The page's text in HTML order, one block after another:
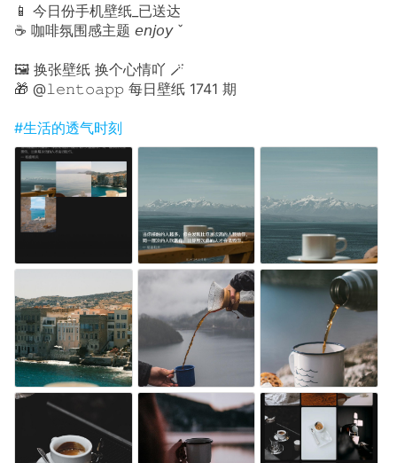
📱 今日份手机壁纸_已送达
☕️ 咖啡氛围感主题 𝘦𝘯𝘫𝘰𝘺 ˇ
🖼 换张壁纸 换个心情吖 🪄
🎁 @𝚕𝚎𝚗𝚝𝚘𝚊𝚙𝚙 每日壁纸 1741 期
#生活的透气时刻